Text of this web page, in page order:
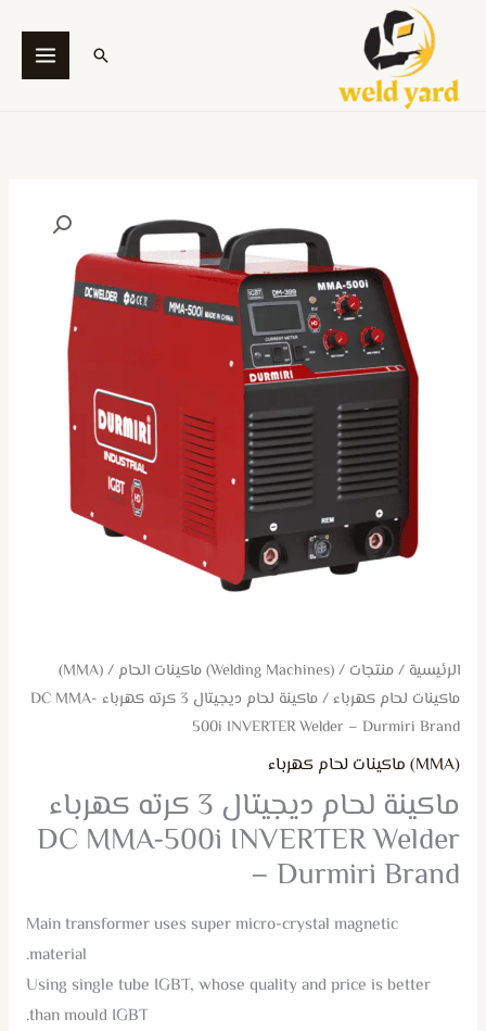
المحتوى
البحث
الرئيسية /منتجات /(Welding Machines) ماكينات الحام /
(MMA)
ماكينات لحام كهرباء
/ ماكينة لحام ديجيتال 3 كرته كهرباء DC MMA-
500i INVERTER Welder – Durmiri Brand
(MMA) ماكينات لحام كهرباء
ماكينة لحام ديجيتال 3 كرته كهرباء
DC MMA-500i INVERTER Welder
– Durmiri Brand
Main transformer uses super micro-crystal magnetic
material.
Using single tube IGBT, whose quality and price is better
than mould IGBT.
كهرباء
Welder